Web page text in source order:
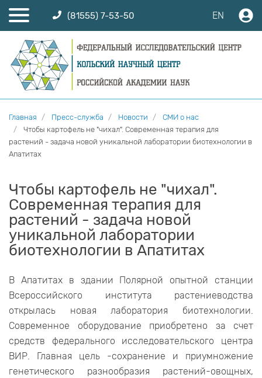
(81555) 7-53-50 EN
Главная Пресс-служба Новости
СМИ о нас
Чтобы картофель не "чихал". Современная терапия для
растений - задача новой уникальной лаборатории биотехнологии в
Апатитах
Чтобы картофель не "чихал".
Современная терапия для
растений - задача новой
уникальной лаборатории
биотехнологии в Апатитах
В Апатитах в здании Полярной опытной станции
Всероссийского института растениеводства
открылась новая лаборатория биотехнологии.
Современное оборудование приобретено за счет
средств федерального исследовательского центра
ВИР. Главная цель -сохранение и приумножение
генетического разнообразия растений-овощных,